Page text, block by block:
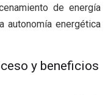
de energía
autonomía energética
y beneficios